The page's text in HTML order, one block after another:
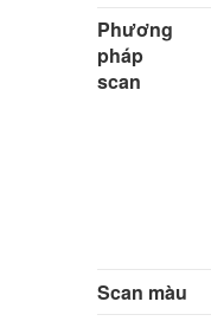
Phương
pháp
scan
Scan màu